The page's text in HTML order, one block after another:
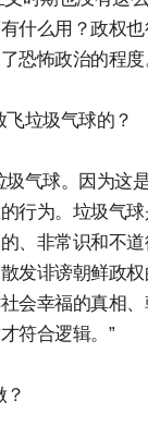
什么用？政权
恐怖政治的程度
垃圾气球的？
圾气球。因为这
行为。垃圾气
、非常识和不
发诽谤朝鲜政
会幸福的真相
符合逻辑。”